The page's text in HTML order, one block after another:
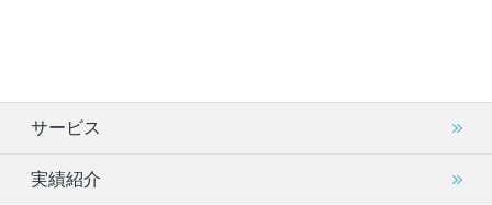
サービス
実績紹介